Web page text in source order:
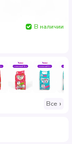
В наличии
Все